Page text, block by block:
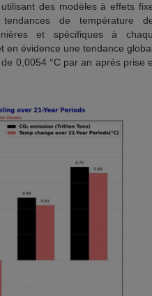
des modèles à effets
de température
et spécifiques à
en évidence une tendance
0,0054 °C par an après prise